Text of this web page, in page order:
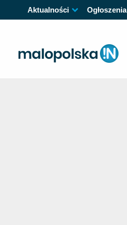
Aktualności Ogłoszenia